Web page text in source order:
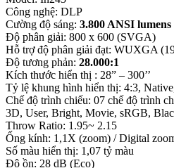
Công nghệ: DLP
Cường độ sáng: 3.800 ANSI lumens
Độ phân giải: 800 x 600 (SVGA)
Hỗ trợ độ phân giải đạt: WUXGA
Độ tương phản: 28.000:1
Kích thước hiển thị : 28” – 300’’
Tỷ lệ khung hình hiển thị: 4:3,
Chế độ trình chiếu: 07 chế độ trình
3D, User, Bright, Movie, sRGB,
Throw Ratio: 1.95~ 2.15
Ống kính: 1,1X (zoom) / Digital
Số màu hiển thị: 1,07 tỷ màu
Độ ồn: 28 dB (Eco)